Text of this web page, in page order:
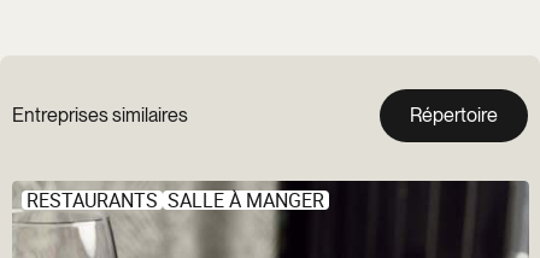
Entreprises similaires Répertoire
RESTAURANTS SALLE À MANGER